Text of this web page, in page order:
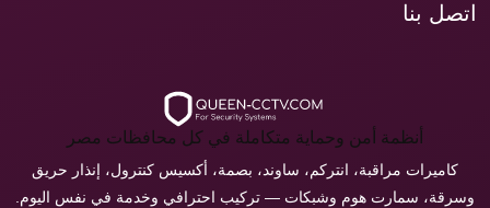
اتصل بنا
أنظمة أمن وحماية متكاملة في كل محافظات مصر
كاميرات مراقبة، انتركم، ساوند، بصمة، أكسيس كنترول، إنذار حريق
وسرقة، سمارت هوم وشبكات — تركيب احترافي وخدمة في نفس اليوم.